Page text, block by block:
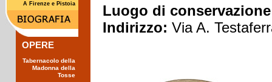
A Firenze e Pistoia
OPERE
Tabernacolo della
Madonna della
Tosse
Luogo di
Indirizzo: Via A.